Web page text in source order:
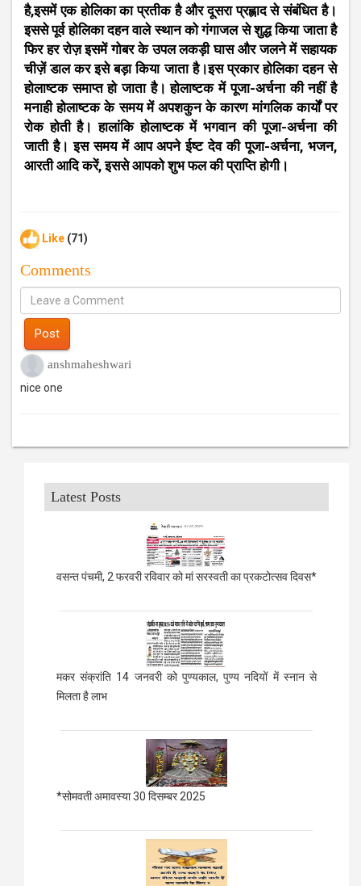
है,इसमें एक होलिका का प्रतीक है और दूसरा प्रह्लाद से संबंधित है।
इससे पूर्व होलिका दहन वाले स्थान को गंगाजल से शुद्ध किया जाता है
फिर हर रोज़ इसमें गोबर के उपल लकड़ी घास और जलने में सहायक
चीज़ें डाल कर इसे बड़ा किया जाता है।इस प्रकार होलिका दहन से
होलाष्टक समाप्त हो जाता है। होलाष्टक में पूजा-अर्चना की नहीं है
मनाही होलाष्टक के समय में अपशकुन के कारण मांगलिक कार्यों पर
रोक होती है। हालांकि होलाष्टक में भगवान की पूजा-अर्चना की
जाती है। इस समय में आप अपने ईष्ट देव की पूजा-अर्चना, भजन,
आरती आदि करें, इससे आपको शुभ फल की प्राप्ति होगी।
Like (71)
Comments
Post
anshmaheshwari
nice one
Latest Posts
वसन्त पंचमी, 2 फरवरी रविवार को मां सरस्वती का प्रकटोत्सव दिवस*
मकर संक्रांति 14 जनवरी को पुण्यकाल, पुण्य नदियों में स्नान से
मिलता है लाभ
*सोमवती अमावस्या 30 दिसम्बर 2025